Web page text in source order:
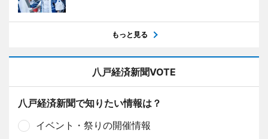
もっと見る
八戸経済新聞VOTE
八戸経済新聞で知りたい情報は？
イベント・祭りの開催情報